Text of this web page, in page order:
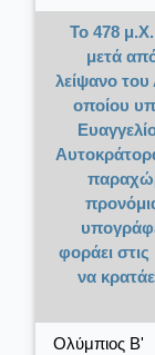
Το 478
μετά
λείψανο
οποίου
φοράει
να
Ολύμπιος Β'